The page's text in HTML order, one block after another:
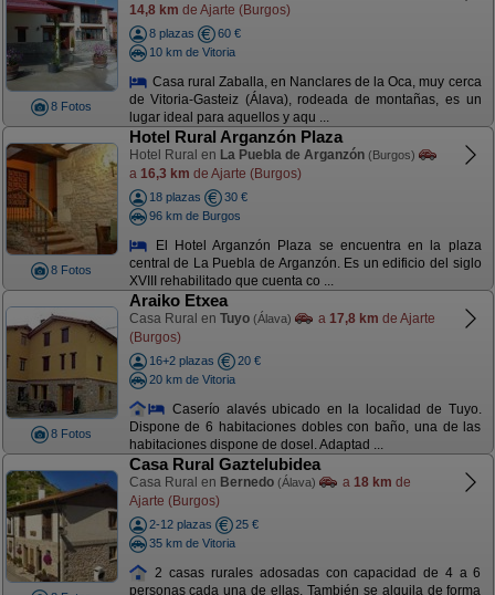
8 Fotos
14,8 km de Ajarte (Burgos)
8 plazas
60 €
10 km de Vitoria
Casa rural Zaballa, en Nanclares de la Oca, muy cerca
de Vitoria-Gasteiz (Álava), rodeada de montañas, es un
lugar ideal para aquellos y aqu ...
8 Fotos
Hotel Rural Arganzón Plaza
Hotel Rural en La Puebla de Arganzón (Burgos)
a 16,3 km de Ajarte (Burgos)
18 plazas
30 €
96 km de Burgos
El Hotel Arganzón Plaza se encuentra en la plaza
central de La Puebla de Arganzón. Es un edificio del siglo
XVIII rehabilitado que cuenta co ...
8 Fotos
Araiko Etxea
Casa Rural en Tuyo (Álava) a 17,8 km de Ajarte
(Burgos)
16+2 plazas
20 €
20 km de Vitoria
Caserío alavés ubicado en la localidad de Tuyo.
Dispone de 6 habitaciones dobles con baño, una de las
habitaciones dispone de dosel. Adaptad ...
Casa Rural Gaztelubidea
Casa Rural en Bernedo (Álava) a 18 km de
Ajarte (Burgos)
2-12 plazas
25 €
35 km de Vitoria
2 casas rurales adosadas con capacidad de 4 a 6
personas cada una de ellas. También se alquila de forma